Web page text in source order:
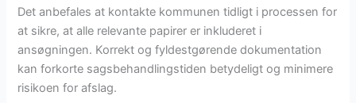
Det anbefales at kontakte kommunen tidligt i processen for
at sikre, at alle relevante papirer er inkluderet i
ansøgningen. Korrekt og fyldestgørende dokumentation
kan forkorte sagsbehandlingstiden betydeligt og minimere
risikoen for afslag.